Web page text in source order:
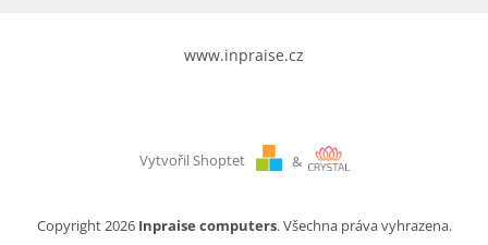
www.inpraise.cz
Vytvořil Shoptet &
Copyright 2026 Inpraise computers. Všechna práva vyhrazena.